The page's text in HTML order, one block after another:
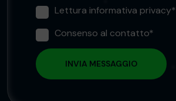
Lettura informativa privacy*
Consenso al contatto*